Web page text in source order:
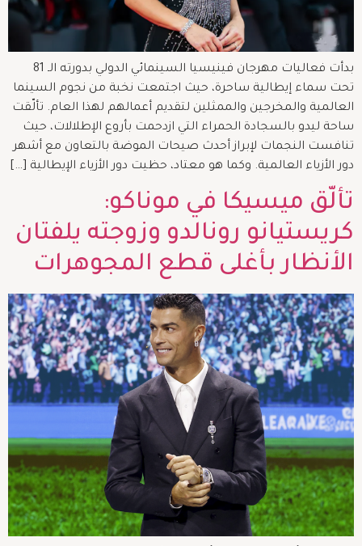
بدأت فعاليات مهرجان فينيسيا السينمائي الدولي بدورته الـ 81
تحت سماء إيطالية ساحرة، حيث اجتمعت نخبة من نجوم السينما
العالمية والمخرجين والممثلين لتقديم أعمالهم لهذا العام. تألّقت
ساحة ليدو بالسجادة الحمراء التي ازدحمت بأروع الإطلالات، حيث
تنافست النجمات لإبراز أحدث صيحات الموضة بالتعاون مع أشهر
دور الأزياء العالمية. وكما هو معتاد، حظيت دور الأزياء الإيطالية […]
تألّق ميسيكا في موناكو:
كريستيانو رونالدو وزوجته يلفتان
الأنظار بأغلى قطع المجوهرات